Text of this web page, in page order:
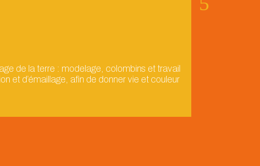
de la terre : modelage, colombins et travail
et d’émaillage, afin de donner vie et couleur